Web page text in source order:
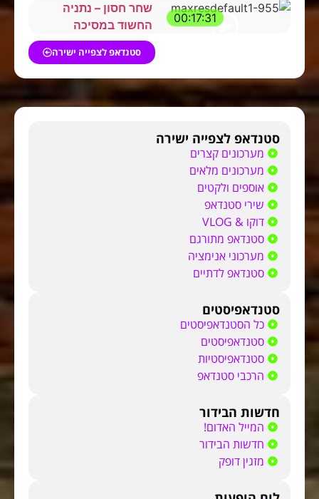
00:17:31
שחר חסון – נתניה
החשוד במסיכה
סטנדאפ לצפייה ישירה
סטנדאפ לצפייה ישירה
מערכונים קצרים
מערכונים מלאים
אוספים ולקטים
שירי סטנדאפ
דוקו & VLOG
סטנדאפ מתורגם
מערכוני אנימציה
סטנדאפ לדתיים
סטנדאפיסטים
כל הסטנדאפיסטים
סטנדאפיסטים
סטנדאפיסטיות
הרכבי סטנדאפ
חדשות הבידור
המייל האדום!
חדשות הבידור
מזגין דופק